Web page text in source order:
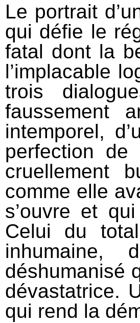
Le portrait
qui défie le
fatal dont la
l’implacable
trois
faussement
intemporel,
perfection de
cruellement
comme elle
s’ouvre et
Celui du
inhumaine,
déshumanisé
dévastatrice.
qui rend la